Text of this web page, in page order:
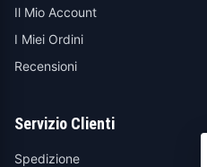
Il Mio Account
I Miei Ordini
Recensioni
Servizio Clienti
Spedizione